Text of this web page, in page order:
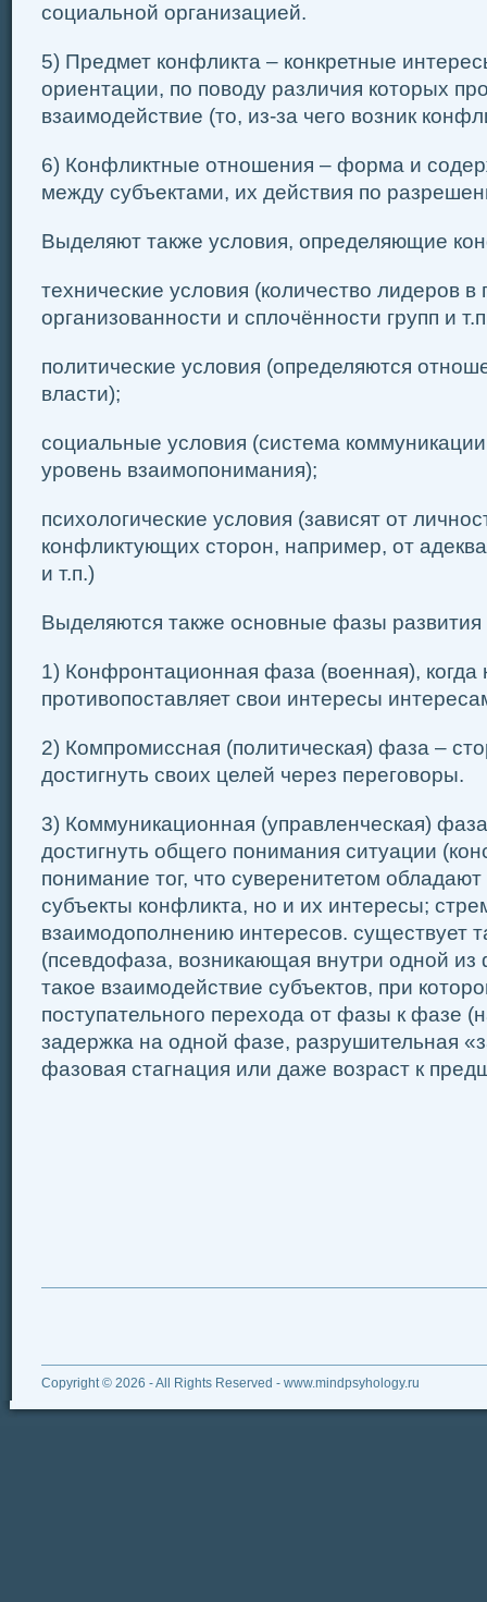
социальной организацией.
5) Предмет конфликта – конкретные
ориентации, по поводу различия которых
взаимодействие (то, из-за чего возник
6) Конфликтные отношения – форма и
между субъектами, их действия по
Выделяют также условия, определяющие
технические условия (количество лидеров в
организованности и сплочённости групп и
политические условия (определяются
власти);
социальные условия (система
уровень взаимопонимания);
психологические условия (зависят от
конфликтующих сторон, например, от
и т.п.)
Выделяются также основные фазы развития
1) Конфронтационная фаза (военная), когда
противопоставляет свои интересы
2) Компромиссная (политическая) фаза –
достигнуть своих целей через переговоры.
3) Коммуникационная (управленческая)
достигнуть общего понимания ситуации
понимание тог, что суверенитетом
субъекты конфликта, но и их интересы;
взаимодополнению интересов. существует
(псевдофаза, возникающая внутри одной из
такое взаимодействие субъектов, при
поступательного перехода от фазы к фазе
задержка на одной фазе, разрушительная
фазовая стагнация или даже возраст к
Copyright © 2026 - All Rights Reserved - www.mindpsyhology.ru